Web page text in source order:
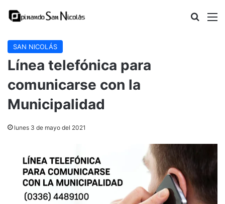
Buscar
SAN NICOLÁS
Línea telefónica para
comunicarse con la
Municipalidad
lunes 3 de mayo del 2021